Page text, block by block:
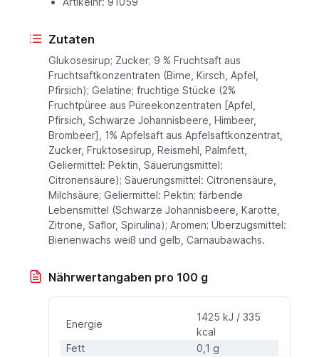
Zutaten
Glukosesirup; Zucker; 9 % Fruchtsaft aus
Fruchtsaftkonzentraten (Birne, Kirsch, Apfel,
Pfirsich); Gelatine; fruchtige Stücke (2%
Fruchtpüree aus Püreekonzentraten [Apfel,
Pfirsich, Schwarze Johannisbeere, Himbeer,
Brombeer], 1% Apfelsaft aus Apfelsaftkonzentrat,
Zucker, Fruktosesirup, Reismehl, Palmfett,
Geliermittel: Pektin, Säuerungsmittel:
Citronensäure); Säuerungsmittel: Citronensäure,
Milchsäure; Geliermittel: Pektin; färbende
Lebensmittel (Schwarze Johannisbeere, Karotte,
Zitrone, Saflor, Spirulina); Aromen; Überzugsmittel:
Bienenwachs weiß und gelb, Carnaubawachs.
Nährwertangaben pro 100 g
Energie
1425 kJ / 335
kcal
Fett
0,1 g